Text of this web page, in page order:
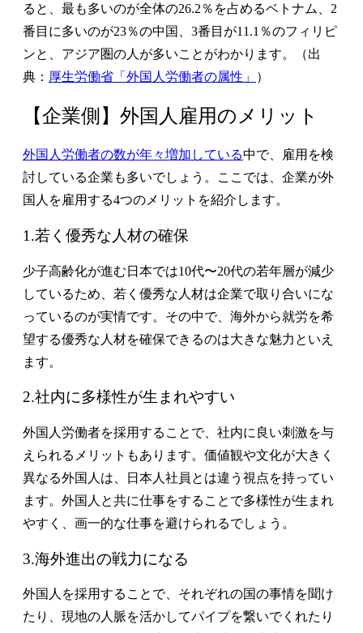
ると、最も多いのが全体の26.2％を占めるベトナム、2
番目に多いのが23％の中国、3番目が11.1％のフィリピ
ンと、アジア圏の人が多いことがわかります。（出
典： 厚生労働省「外国人労働者の属性」 ）
【企業側】外国人雇用のメリット
外国人労働者の数が年々増加している中で、雇用を検
討している企業も多いでしょう。ここでは、企業が外
国人を雇用する4つのメリットを紹介します。
1.若く優秀な人材の確保
少子高齢化が進む日本では10代〜20代の若年層が減少
しているため、若く優秀な人材は企業で取り合いにな
っているのが実情です。その中で、海外から就労を希
望する優秀な人材を確保できるのは大きな魅力といえ
ます。
2.社内に多様性が生まれやすい
外国人労働者を採用することで、社内に良い刺激を与
えられるメリットもあります。価値観や文化が大きく
異なる外国人は、日本人社員とは違う視点を持ってい
ます。外国人と共に仕事をすることで多様性が生まれ
やすく、画一的な仕事を避けられるでしょう。
3.海外進出の戦力になる
外国人を採用することで、それぞれの国の事情を聞け
たり、現地の人脈を活かしてパイプを繋いでくれたり